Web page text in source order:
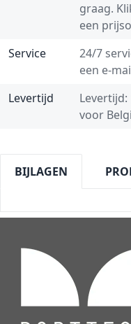
graag.
een
Service
24/7
een e-
Levertijd
voor
BIJLAGEN